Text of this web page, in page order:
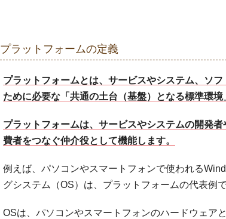
プラットフォームの定義
プラットフォームとは、サービスやシステム、ソ
ために必要な「共通の土台（基盤）となる標準環境
プラットフォームは、サービスやシステムの開発
費者をつなぐ仲介役として機能します。
例えば、パソコンやスマートフォンで使われる
グシステム（OS）は、プラットフォームの代表例で
OSは、パソコンやスマートフォンのハードウェア